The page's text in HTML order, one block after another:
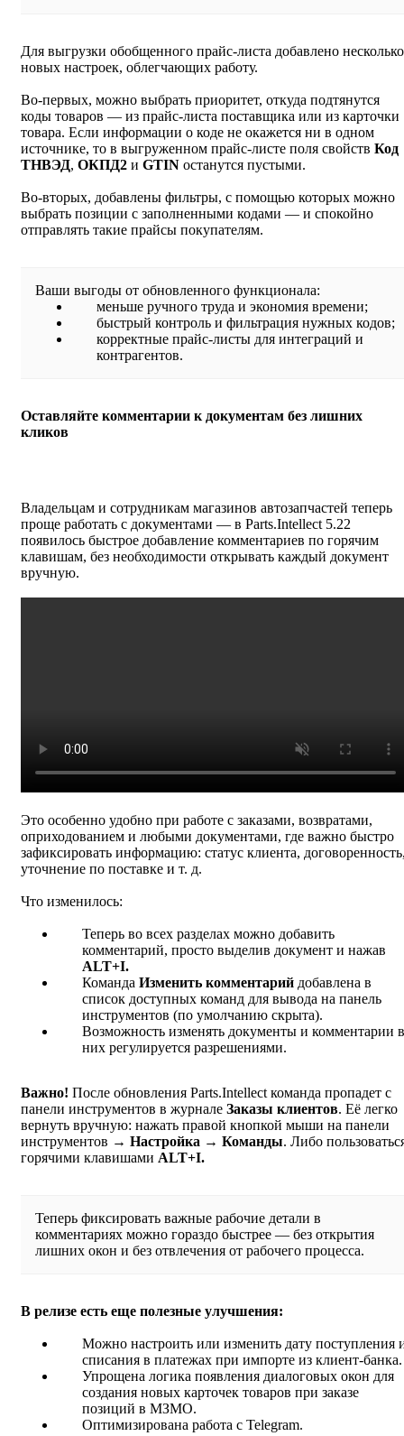
Для выгрузки обобщенного прайс-листа добавлено несколько
новых настроек, облегчающих работу.
Во-первых, можно выбрать приоритет, откуда подтянутся
коды товаров — из прайс-листа поставщика или из карточки
товара. Если информации о коде не окажется ни в одном
источнике, то в выгруженном прайс-листе поля свойств Код
ТНВЭД, ОКПД2 и GTIN останутся пустыми.
Во-вторых, добавлены фильтры, с помощью которых можно
выбрать позиции с заполненными кодами — и спокойно
отправлять такие прайсы покупателям.
Ваши выгоды от обновленного функционала:
меньше ручного труда и экономия времени;
быстрый контроль и фильтрация нужных кодов;
корректные прайс-листы для интеграций и
контрагентов.
Оставляйте комментарии к документам без лишних
кликов
Владельцам и сотрудникам магазинов автозапчастей теперь
проще работать с документами — в Parts.Intellect 5.22
появилось быстрое добавление комментариев по горячим
клавишам, без необходимости открывать каждый документ
вручную.
Это особенно удобно при работе с заказами, возвратами,
оприходованием и любыми документами, где важно быстро
зафиксировать информацию: статус клиента,
уточнение по поставке и т. д.
Что изменилось:
Теперь во всех разделах можно добавить
комментарий, просто выделив документ и нажав
ALT+I.
Команда Изменить комментарий добавлена в
список доступных команд для вывода на панель
инструментов (по умолчанию скрыта).
Возможность изменять документы и комментарии в
них регулируется разрешениями.
Важно! После обновления Parts.Intellect команда пропадет с
панели инструментов в журнале Заказы клиентов. Её легко
вернуть вручную: нажать правой кнопкой мыши на панели
инструментов → Настройка → Команды. Либо
горячими клавишами ALT+I.
Теперь фиксировать важные рабочие детали в
комментариях можно гораздо быстрее — без открытия
лишних окон и без отвлечения от рабочего процесса.
В релизе есть еще полезные улучшения:
Можно настроить или изменить дату поступления
списания в платежах при импорте из клиент-банка.
Упрощена логика появления диалоговых окон для
создания новых карточек товаров при заказе
позиций в МЗМО.
Оптимизирована работа с Telegram.